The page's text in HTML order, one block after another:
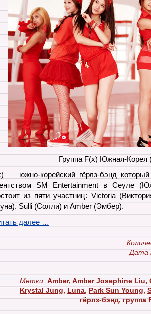
Группа F(x) Южная-Корея
— южно-корейский гёрлз-бэнд
SM Entertainment в Сеуле
из пяти участниц: Victoria
Sulli (Солли) и Amber (Эмбер).
далее …
Дата
Метки: Amber, Amber Josephine Liu,
Krystal Jung, Luna, Park Sun Young,
гёрлз-бэнд,группа